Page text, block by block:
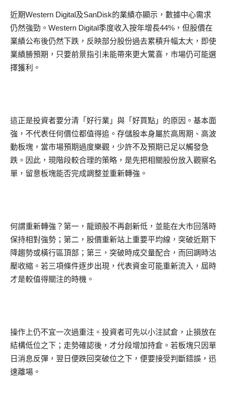
近期Western Digital及SanDisk的業績亦顯示，數據中心需求
仍然強勁。Western Digital季度收入按年增長44%，但股價在
業績公布後仍然下跌，反映部分股份過去累積升幅太大，即使
業績勝預期，只要前景指引未能帶來更大驚喜，市場仍可能選
擇獲利。
這正是投資者要分清「好行業」與「好買點」的原因。基本面
強，不代表任何價位都值得追。存儲股本身屬於高周期、高波
動板塊，當市場預期過度樂觀，少許不及預期已足以觸發急
跌。因此，現階段較合理的策略，是先把相關股份放入觀察名
單，留意板塊能否完成調整並重新轉強。
何謂重新轉強？第一，龍頭股不再創新低，並能在大市回落時
保持相對強勢；第二，股價重新站上重要平均線，突破近期下
降趨勢或橫行區頂部；第三，突破時成交量配合，而回調時沽
壓收縮。若三項條件逐步出現，代表資金可能重新流入，屆時
才是較值得關注的時機。
操作上仍不宜一次過重注。投資者可先以小注試倉，止損放在
結構低位之下；走勢確認後，才分段增加持倉。若板塊只因單
日消息反彈，翌日便跌回突破位之下，便要接受判斷錯誤，迅
速離場。